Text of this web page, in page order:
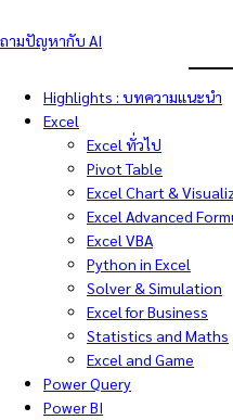
ถามปัญหากับ AI
Highlights : บทความแนะนำ
Excel
Excel ทั่วไป
Pivot Table
Excel Chart &
Excel Advanced
Excel VBA
Python in Excel
Solver & Simulation
Excel for Business
Statistics and Maths
Excel and Game
Power Query
Power BI